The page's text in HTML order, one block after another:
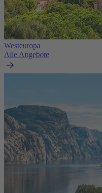
Westeuropa
Alle Angebote